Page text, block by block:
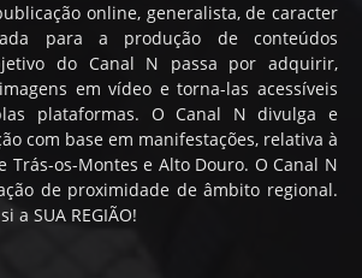
online, generalista, de caracter
para a produção de conteúdos
do Canal N passa por adquirir,
em vídeo e torna-las acessíveis
plataformas. O Canal N divulga e
com base em manifestações, relativa à
Trás-os-Montes e Alto Douro. O Canal N
de proximidade de âmbito regional.
a SUA REGIÃO!